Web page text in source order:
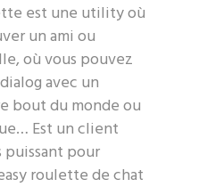
est une utility où
un ami ou
où vous pouvez
avec un
bout du monde ou
Est un client
puissant pour
roulette de chat